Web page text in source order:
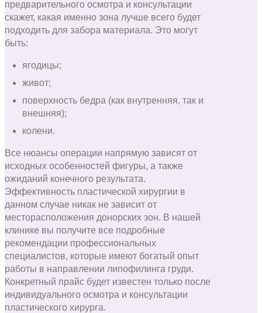
предварительного осмотра и консультации
скажет, какая именно зона лучше всего будет
подходить для забора материала. Это могут
быть:
ягодицы;
живот;
поверхность бедра (как внутренняя, так и
внешняя);
колени.
Все нюансы операции напрямую зависят от
исходных особенностей фигуры, а также
ожиданий конечного результата.
Эффективность пластической хирургии в
данном случае никак не зависит от
месторасположения донорских зон. В нашей
клинике вы получите все подробные
рекомендации профессиональных
специалистов, которые имеют богатый опыт
работы в направлении липофилинга груди.
Конкретный прайс будет известен только после
индивидуального осмотра и консультации
пластического хирурга.